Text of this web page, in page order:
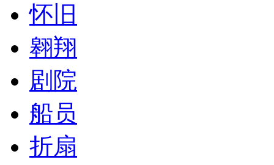
怀旧
翱翔
剧院
船员
折扇